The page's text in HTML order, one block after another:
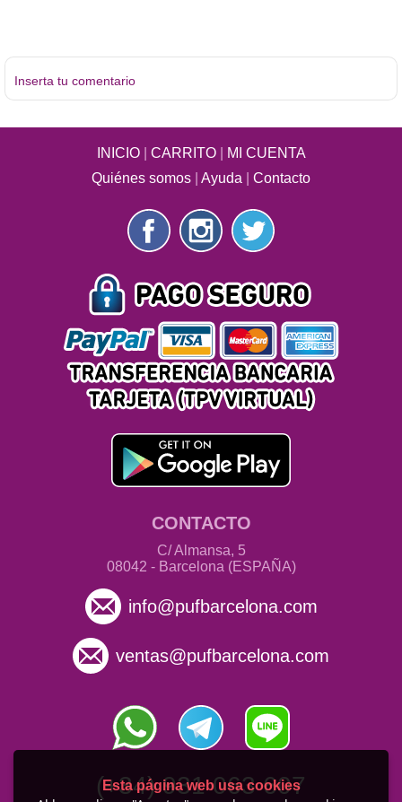
Inserta tu comentario
INICIO| CARRITO|
MI CUENTA
Quiénes somos
Ayuda Contacto
CONTACTO
C/ Almansa, 5
08042 - Barcelona (ESPAÑA)
info@pufbarcelona.com
ventas@pufbarcelona.com
(+34) 931 063 607
Esta página web usa cookies